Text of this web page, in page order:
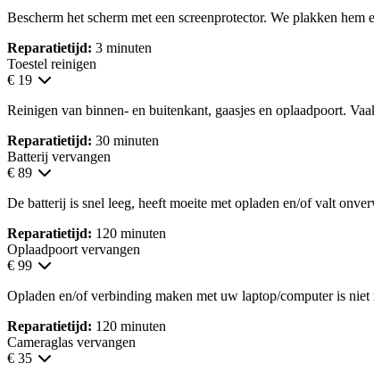
Bescherm het scherm met een screenprotector. We plakken hem
Reparatietijd: 3 minuten
Toestel reinigen
€ 19
Reinigen van binnen- en buitenkant, gaasjes en oplaadpoort.
Reparatietijd: 30 minuten
Batterij vervangen
€ 89
De batterij is snel leeg, heeft moeite met opladen en/of valt
Reparatietijd: 120 minuten
Oplaadpoort vervangen
€ 99
Opladen en/of verbinding maken met uw laptop/computer is niet
Reparatietijd: 120 minuten
Cameraglas vervangen
€ 35